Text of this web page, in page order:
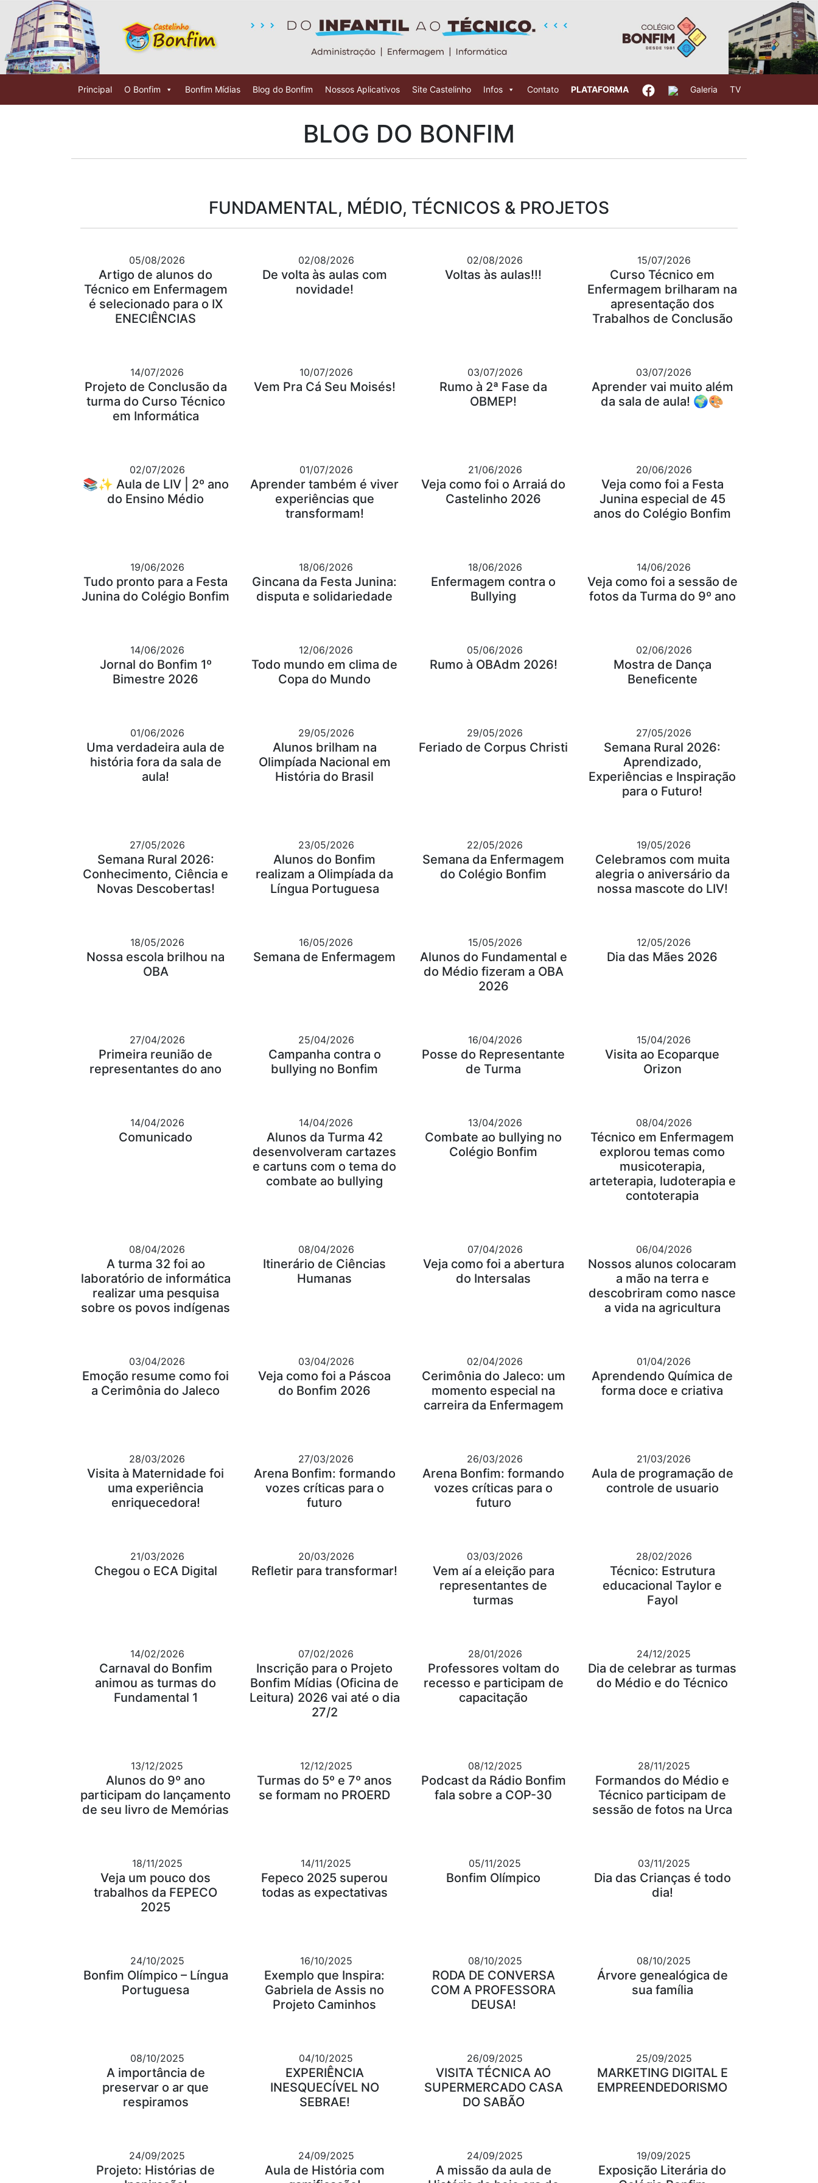
Principal O Bonfim Bonfim Mídias Blog do Bonfim Nossos Aplicativos Site Castelinho Infos Contato PLATAFORMA Galeria TV
BLOG DO BONFIM
FUNDAMENTAL, MÉDIO, TÉCNICOS & PROJETOS
05/08/2026
Artigo de alunos do
Técnico em Enfermagem
é selecionado para o IX
ENECIÊNCIAS
02/08/2026
De volta às aulas com
novidade!
02/08/2026
Voltas às aulas!!!
15/07/2026
Curso Técnico em
Enfermagem brilharam na
apresentação dos
Trabalhos de Conclusão
14/07/2026
Projeto de Conclusão da
turma do Curso Técnico
em Informática
10/07/2026
Vem Pra Cá Seu Moisés!
03/07/2026
Rumo à 2ª Fase da
OBMEP!
03/07/2026
Aprender vai muito além
da sala de aula! 🌍🎨
02/07/2026
📚✨ Aula de LIV | 2º ano
do Ensino Médio
01/07/2026
Aprender também é viver
experiências que
transformam!
21/06/2026
Veja como foi o Arraiá do
Castelinho 2026
20/06/2026
Veja como foi a Festa
Junina especial de 45
anos do Colégio Bonfim
19/06/2026
Tudo pronto para a Festa
Junina do Colégio Bonfim
18/06/2026
Gincana da Festa Junina:
disputa e solidariedade
18/06/2026
Enfermagem contra o
Bullying
14/06/2026
Veja como foi a sessão de
fotos da Turma do 9º ano
14/06/2026
Jornal do Bonfim 1º
Bimestre 2026
12/06/2026
Todo mundo em clima de
Copa do Mundo
05/06/2026
Rumo à OBAdm 2026!
02/06/2026
Mostra de Dança
Beneficente
01/06/2026
Uma verdadeira aula de
história fora da sala de
aula!
29/05/2026
Alunos brilham na
Olimpíada Nacional em
História do Brasil
29/05/2026
Feriado de Corpus Christi
27/05/2026
Semana Rural 2026:
Aprendizado,
Experiências e Inspiração
para o Futuro!
27/05/2026
Semana Rural 2026:
Conhecimento, Ciência e
Novas Descobertas!
23/05/2026
Alunos do Bonfim
realizam a Olimpíada da
Língua Portuguesa
22/05/2026
Semana da Enfermagem
do Colégio Bonfim
19/05/2026
Celebramos com muita
alegria o aniversário da
nossa mascote do LIV!
18/05/2026
Nossa escola brilhou na
OBA
16/05/2026
Semana de Enfermagem
15/05/2026
Alunos do Fundamental e
do Médio fizeram a OBA
2026
12/05/2026
Dia das Mães 2026
27/04/2026
Primeira reunião de
representantes do ano
25/04/2026
Campanha contra o
bullying no Bonfim
16/04/2026
Posse do Representante
de Turma
15/04/2026
Visita ao Ecoparque
Orizon
14/04/2026
Comunicado
14/04/2026
Alunos da Turma 42
desenvolveram cartazes
e cartuns com o tema do
combate ao bullying
13/04/2026
Combate ao bullying no
Colégio Bonfim
08/04/2026
Técnico em Enfermagem
explorou temas como
musicoterapia,
arteterapia, ludoterapia e
contoterapia
08/04/2026
A turma 32 foi ao
laboratório de informática
realizar uma pesquisa
sobre os povos indígenas
08/04/2026
Itinerário de Ciências
Humanas
07/04/2026
Veja como foi a abertura
do Intersalas
06/04/2026
Nossos alunos colocaram
a mão na terra e
descobriram como nasce
a vida na agricultura
03/04/2026
Emoção resume como foi
a Cerimônia do Jaleco
03/04/2026
Veja como foi a Páscoa
do Bonfim 2026
02/04/2026
Cerimônia do Jaleco: um
momento especial na
carreira da Enfermagem
01/04/2026
Aprendendo Química de
forma doce e criativa
28/03/2026
Visita à Maternidade foi
uma experiência
enriquecedora!
27/03/2026
Arena Bonfim: formando
vozes críticas para o
futuro
26/03/2026
Arena Bonfim: formando
vozes críticas para o
futuro
21/03/2026
Aula de programação de
controle de usuario
21/03/2026
Chegou o ECA Digital
20/03/2026
Refletir para transformar!
03/03/2026
Vem aí a eleição para
representantes de
turmas
28/02/2026
Técnico: Estrutura
educacional Taylor e
Fayol
14/02/2026
Carnaval do Bonfim
animou as turmas do
Fundamental 1
07/02/2026
Inscrição para o Projeto
Bonfim Mídias (Oficina de
Leitura) 2026 vai até o dia
27/2
28/01/2026
Professores voltam do
recesso e participam de
capacitação
24/12/2025
Dia de celebrar as turmas
do Médio e do Técnico
13/12/2025
Alunos do 9º ano
participam do lançamento
de seu livro de Memórias
12/12/2025
Turmas do 5º e 7º anos
se formam no PROERD
08/12/2025
Podcast da Rádio Bonfim
fala sobre a COP-30
28/11/2025
Formandos do Médio e
Técnico participam de
sessão de fotos na Urca
18/11/2025
Veja um pouco dos
trabalhos da FEPECO
2025
14/11/2025
Fepeco 2025 superou
todas as expectativas
05/11/2025
Bonfim Olímpico
03/11/2025
Dia das Crianças é todo
dia!
24/10/2025
Bonfim Olímpico – Língua
Portuguesa
16/10/2025
Exemplo que Inspira:
Gabriela de Assis no
Projeto Caminhos
08/10/2025
RODA DE CONVERSA
COM A PROFESSORA
DEUSA!
08/10/2025
Árvore genealógica de
sua família
08/10/2025
A importância de
preservar o ar que
respiramos
04/10/2025
EXPERIÊNCIA
INESQUECÍVEL NO
SEBRAE!
26/09/2025
VISITA TÉCNICA AO
SUPERMERCADO CASA
DO SABÃO
25/09/2025
MARKETING DIGITAL E
EMPREENDEDORISMO
24/09/2025
Projeto: Histórias de
24/09/2025
Aula de História com
24/09/2025
A missão da aula de
19/09/2025
Exposição Literária do